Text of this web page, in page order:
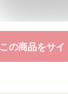
この商品をサ